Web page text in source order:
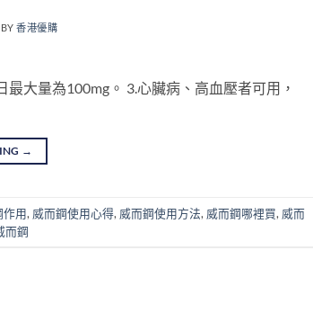
BY香港優購
大量為100mg。 3.心臟病、高血壓者可用，
→
作用, 威而鋼使用心得, 威而鋼使用方法, 威而鋼哪裡買, 威而
而鋼